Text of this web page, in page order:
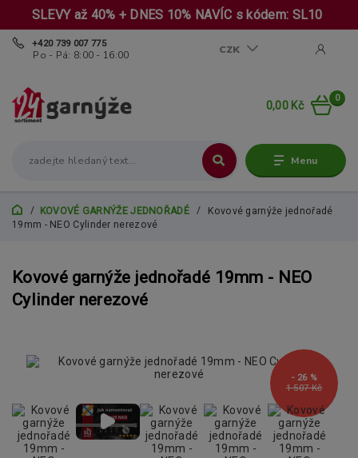
SLEVY až 40% + DNES 10% NAVÍC s kódem: SL10
Menu
CZK
+420 739 007 775
Po - Pá: 8:00 - 16:00
0
0,00 Kč
KOVOVÉ GARNÝŽE JEDNOŘADÉ
Kovové garnýže jednořadé
19mm - NEO Cylinder nerezové
Kovové garnýže jednořadé 19mm - NEO
Cylinder nerezové
1 507 Kč
- 26 %